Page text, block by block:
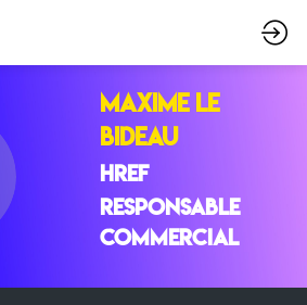
Maxime LE
BIDEAU
HREF
Responsable
Commercial